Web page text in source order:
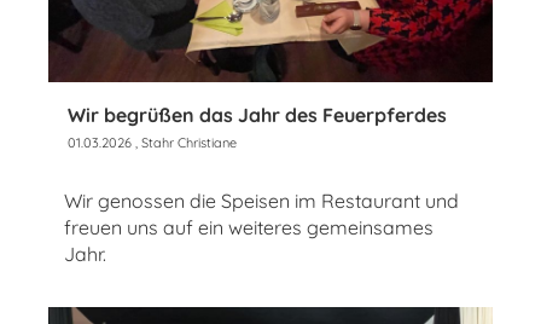
Wir begrüßen das Jahr des Feuerpferdes
01.03.2026 , Stahr Christiane
Wir genossen die Speisen im Restaurant und
freuen uns auf ein weiteres gemeinsames
Jahr.